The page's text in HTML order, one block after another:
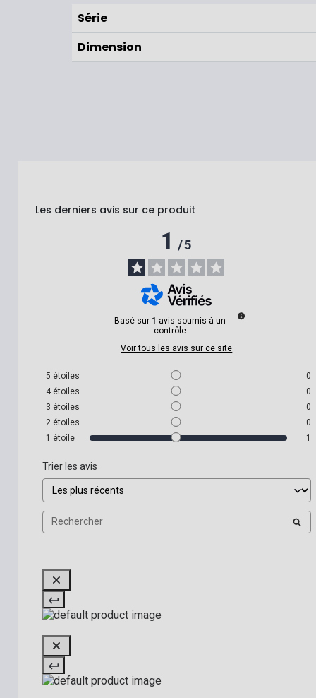
Série
Dimension
Les derniers avis sur ce produit
1/5
Basé sur 1 avis soumis à un
contrôle
Voir tous les avis sur ce site
5 étoiles
0
4 étoiles
0
3 étoiles
0
2 étoiles
0
1 étoile 1
Trier les avis